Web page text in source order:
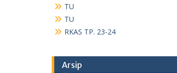
TU
TU
RKAS TP. 23-24
Arsip